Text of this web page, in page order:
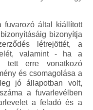
fuvarozó által kiállított
bizonyítja
létrejöttét, a
valamint - ha a
tett erre vonatkozó
és csomagolása a
jó állapotban volt,
a fuvarlevélben
a feladó és a